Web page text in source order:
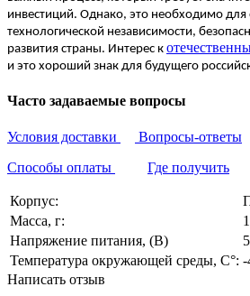
инвестиций. Однако, это необходимо для
технологической независимости,
развития страны. Интерес к
и это хороший знак для будущего
Часто задаваемые вопросы
Условия доставки
Вопросы-ответы
Способы оплаты
Где получить
Корпус:
Масса, г:
Напряжение питания, (В)
Температура окружающей среды, С°: -
Написать отзыв